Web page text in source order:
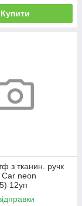
Купити
з тканин. ручк
neon
12уп